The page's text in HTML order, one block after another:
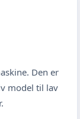
Den er
model til lav